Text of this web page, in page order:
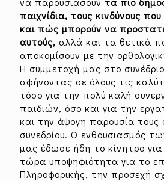
παιχνίδια, τους κινδύνους
και πώς μπορούν να
αυτούς, αλλά και τα θετικά
αποκομίσουν με την
Η συμμετοχή μας στο συνέδριο
αφήνοντας σε όλους τις
τόσο για την πολύ καλή
παιδιών, όσο και για την
και την άψογη παρουσία
συνεδρίου. Ο ενθουσιασμός
μας έδωσε ήδη το κίνητρο
τώρα υποψηφιότητα για το
Πληροφορικής, την προσεχή